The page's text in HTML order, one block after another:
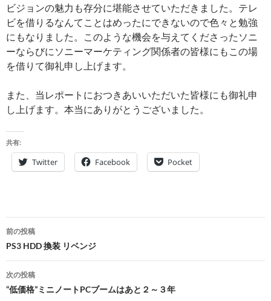
ビジョンの魅力も存分に堪能させていただきました。テレ
ビを借りるなんてことはめったにできないので色々と勉強
にもなりました。このような機会を与えてくださったソニ
ーならびにソニーマーケティング関係者の皆様にもこの場
を借りて御礼申し上げます。
また、当レポートにおつきあいいただいた皆様にも御礼申
し上げます。本当にありがとうございました。
共有:
Twitter Facebook Pocket
投
稿
ナ
ビ
前の投稿
PS3 HDD 換装 リベンジ
次の投稿
“低価格”ミニノートPCブームはあと２～３年